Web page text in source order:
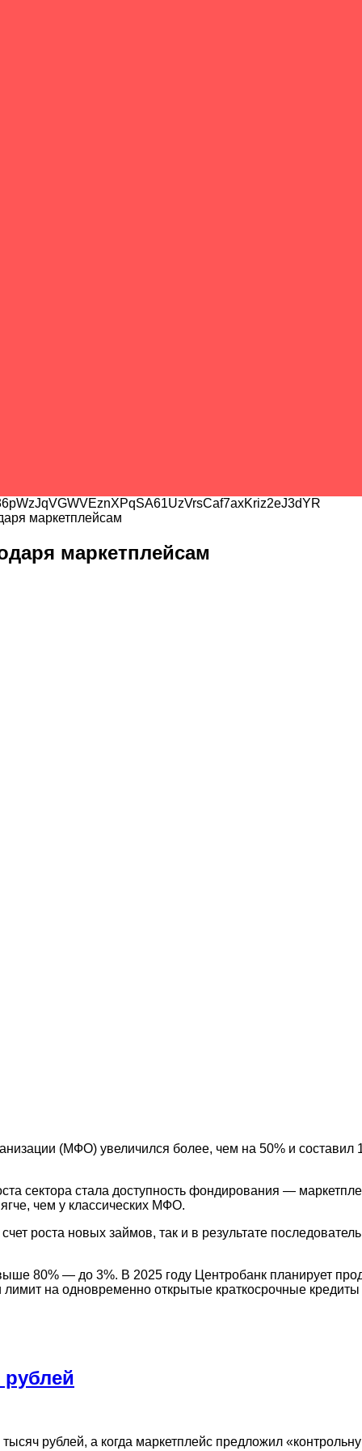
маркетплейсам
маркетплейсам
(МФО) увеличился более, чем на 50% и составил
сектора стала доступность фондирования —
чем у классических МФО.
роста новых займов, так и в результате
80% — до 3%. В 2025 году Центробанк планирует
лимит на одновременно открытые краткосрочные
рублей, а когда маркетплейс предложил